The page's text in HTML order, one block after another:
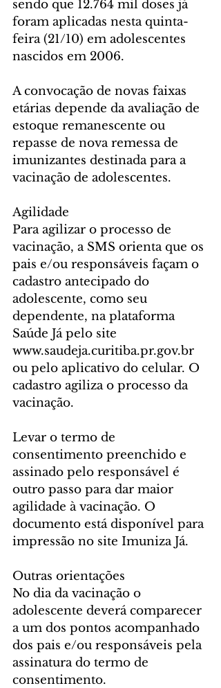
sendo que 12.764 mil doses já
foram aplicadas nesta quinta-
feira (21/10) em adolescentes
nascidos em 2006.
A convocação de novas faixas
etárias depende da avaliação de
estoque remanescente ou
repasse de nova remessa de
imunizantes destinada para a
vacinação de adolescentes.
Agilidade
Para agilizar o processo de
vacinação, a SMS orienta que os
pais e/ou responsáveis façam o
cadastro antecipado do
adolescente, como seu
dependente, na plataforma
Saúde Já pelo site
www.saudeja.curitiba.pr.gov.br
ou pelo aplicativo do celular. O
cadastro agiliza o processo da
vacinação.
Levar o termo de
consentimento preenchido e
assinado pelo responsável é
outro passo para dar maior
agilidade à vacinação. O
documento está disponível para
impressão no site Imuniza Já.
Outras orientações
No dia da vacinação o
adolescente deverá comparecer
a um dos pontos acompanhado
dos pais e/ou responsáveis pela
assinatura do termo de
consentimento.